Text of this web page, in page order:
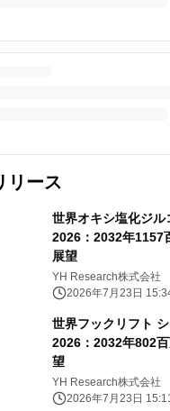
リース
世界オキシ塩化ジル
2026：2032年1157
展望
YH Research株式会社
2026年7月23日
世界フックリフト
2026：2032年802
望
YH Research株式会社
2026年7月23日